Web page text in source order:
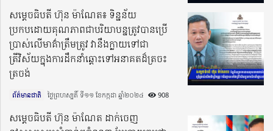
សម្តេចធិបតី ហ៊ុន ម៉ាណែត៖ ទិន្នន័យ
ប្រកបដោយគុណភាពជាបរិយាបន្នត្រូវបានប្រើ
ប្រាស់លើមាគ៌ាត្រឹមត្រូវ វានឹងក្លាយទៅជា
ត្រីវិស័យក្នុងការដឹកនាំឆ្ពោះទៅអនាគតដ៏ត្រចះ
ត្រចង់
ព័ត៌មានជាតិ ថ្ងៃព្រហស្បតិ៍ ទី១១ ខែកក្កដា ឆ្នាំ២០២៤​ 908
សម្ដេចធិបតី ហ៊ុន ម៉ាណែត ដាក់ចេញ